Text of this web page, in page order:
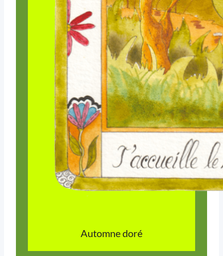
Automne doré